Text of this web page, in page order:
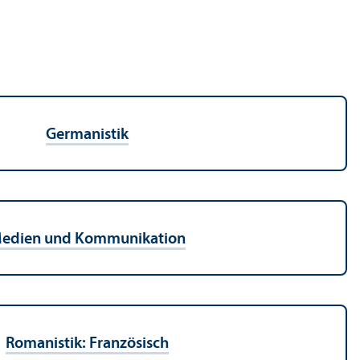
Germanistik
und Kommunikation
Romanistik: Französisch